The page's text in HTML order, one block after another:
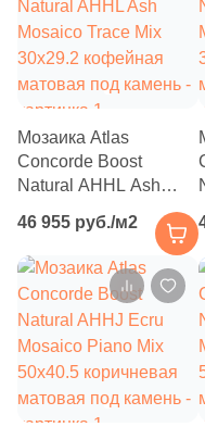
31.2x33 (4)
32x31 (11)
35
32.5x32.5 (7)
32x160 (1)
32.5x33 (7)
Мозаика Atlas
Concorde Boost
Natural AHHL Ash
30x29.2 кофейная
матовая под камень
46 955 руб./м2